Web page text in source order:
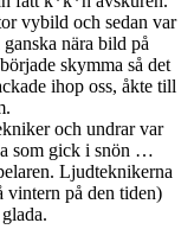
vybild och sedan var
nära bild på
skymma så det
ihop oss, åkte till
och undrar var
som gick i snön …
Ljudteknikerna
vintern på den tiden)